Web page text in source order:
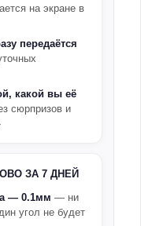
на экране в
передаётся
какой вы её
сюрпризов и
ЗА 7 ДНЕЙ
— 0.1мм — ни
угол не будет